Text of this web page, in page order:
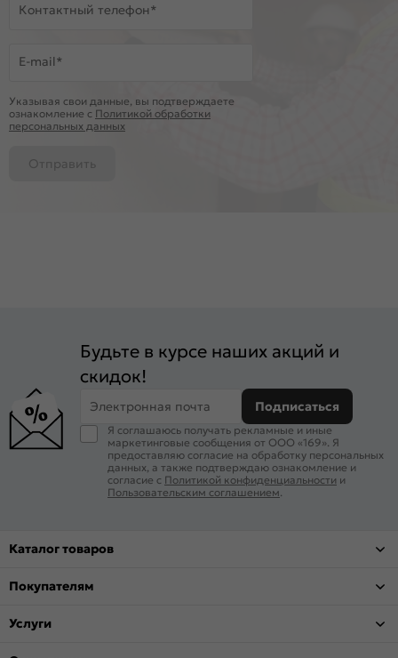
Контактный телефон*
E-mail*
Указывая свои данные, вы подтверждаете
ознакомление c Политикой обработки
персональных данных
Отправить
Будьте в курсе наших акций и
скидок!
Электронная почта Подписаться
Я соглашаюсь получать рекламные и иные
маркетинговые сообщения от ООО «169». Я
предоставляю согласие на обработку персональных
данных, а также подтверждаю ознакомление и
согласие с Политикой конфиденциальности и
Пользовательским соглашением
Каталог товаров
Покупателям
Услуги